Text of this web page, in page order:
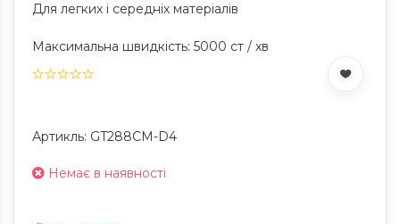
Для легких і середніх матеріалів
Максимальна швидкість: 5000 ст / хв
Артикль: GT288CM-D4
Немає в наявності